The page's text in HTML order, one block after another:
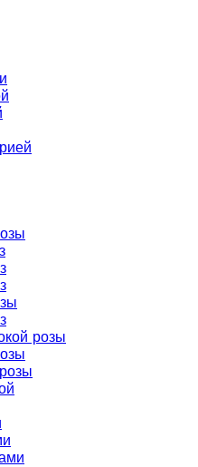
розы